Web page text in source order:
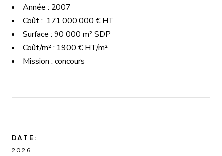
DATE:
2026
Année : 2007
Coût: 171 000 000 € HT
Surface : 90 000 m² SDP
Coût/m² : 1900 € HT/m²
Mission : concours